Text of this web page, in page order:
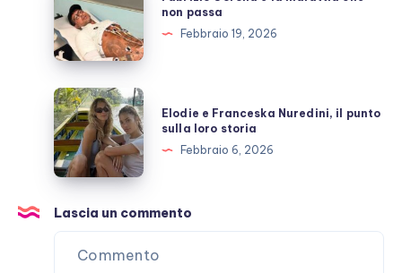
De
Martino
Corona
e
la
malattia
che
non
passa
non passa
Febbraio 19, 2026
Elodie
e
Franceska
Nuredini,
punto
sulla
Elodie e Franceska Nuredini, il punto
sulla loro storia
Febbraio 6, 2026
Lascia un commento